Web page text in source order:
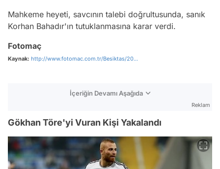
Mahkeme heyeti, savcının talebi doğrultusunda, sanık
Korhan Bahadır'ın tutuklanmasına karar verdi.
Fotomaç
Kaynak: http://www.fotomac.com.tr/Besiktas/20...
İçeriğin Devamı Aşağıda
Reklam
Gökhan Töre'yi Vuran Kişi Yakalandı